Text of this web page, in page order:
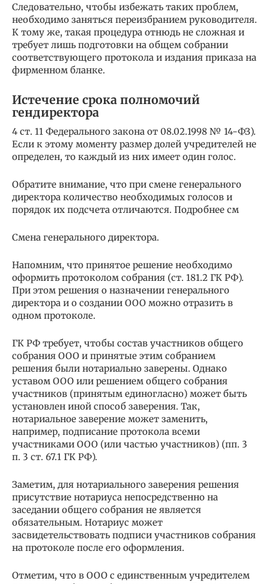
Следовательно, чтобы избежать таких проблем,
необходимо заняться переизбранием руководителя.
К тому же, такая процедура отнюдь не сложная и
требует лишь подготовки на общем собрании
соответствующего протокола и издания приказа на
фирменном бланке.
Истечение срока полномочий
гендиректора
4 ст. 11 Федерального закона от 08.02.1998 № 14-ФЗ).
Если к этому моменту размер долей учредителей не
определен, то каждый из них имеет один голос.
Обратите внимание, что при смене генерального
директора количество необходимых голосов и
порядок их подсчета отличаются. Подробнее см
Смена генерального директора.
Напомним, что принятое решение необходимо
оформить протоколом собрания (ст. 181.2 ГК РФ).
При этом решения о назначении генерального
директора и о создании ООО можно отразить в
одном протоколе.
ГК РФ требует, чтобы состав участников общего
собрания ООО и принятые этим собранием
решения были нотариально заверены. Однако
уставом ООО или решением общего собрания
участников (принятым единогласно) может быть
установлен иной способ заверения. Так,
нотариальное заверение может заменить,
например, подписание протокола всеми
участниками ООО (или частью участников) (пп. 3
п. 3 ст. 67.1 ГК РФ).
Заметим, для нотариального заверения решения
присутствие нотариуса непосредственно на
заседании общего собрания не является
обязательным. Нотариус может
засвидетельствовать подписи участников собрания
на протоколе после его оформления.
Отметим, что в ООО с единственным учредителем